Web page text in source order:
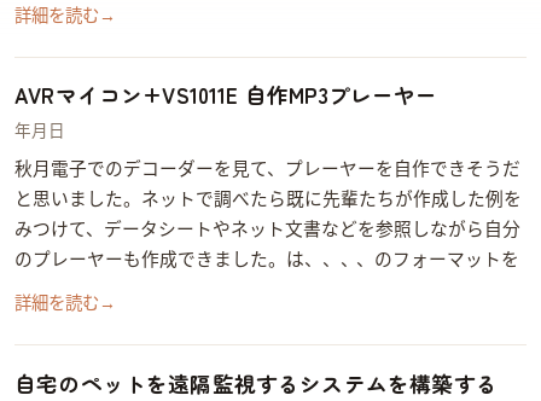
詳細を読む →
AVRマイコン+VS1011E 自作MP3プレーヤー
2014年6月2日
秋月電子でVS1011EのMP3デコーダーを見て、MP3プレーヤーを自作できそうだ
と思いました。ネットで調べたら既に先輩たちが作成した例を
みつけて、データシートやネット文書などを参照しながら自分
のMP3プレーヤーも作成できました。 VS1011EはMP1、MP2、MP3、WAV、PCMのフォーマットを320 kbit/…
詳細を読む →
自宅のペットを遠隔監視するシステムを構築する